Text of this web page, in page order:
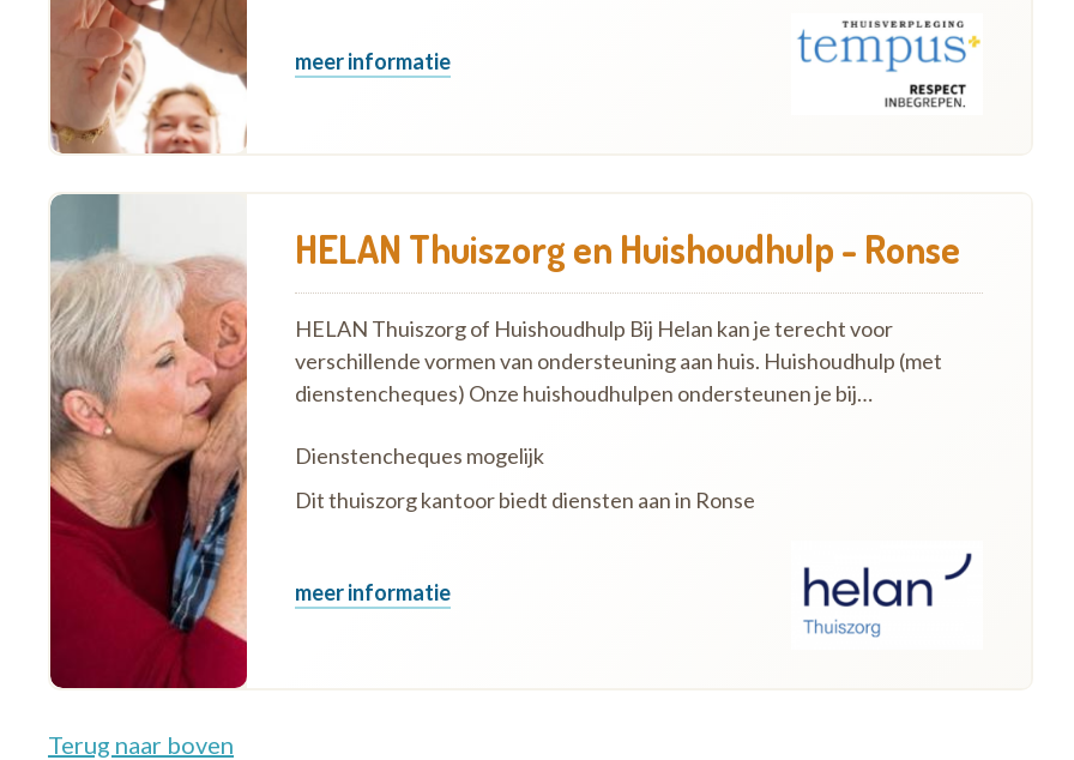
meer informatie
HELAN Thuiszorg en Huishoudhulp - Ronse
HELAN Thuiszorg of Huishoudhulp Bij Helan kan je terecht voor
verschillende vormen van ondersteuning aan huis. Huishoudhulp (met
dienstencheques) Onze huishoudhulpen ondersteunen je bij…
Dienstencheques mogelijk
Dit thuiszorg kantoor biedt diensten aan in Ronse
meer informatie
Terug naar boven